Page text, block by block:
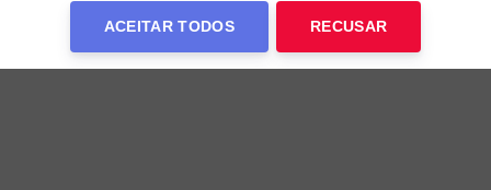
ACEITAR TODOS RECUSAR